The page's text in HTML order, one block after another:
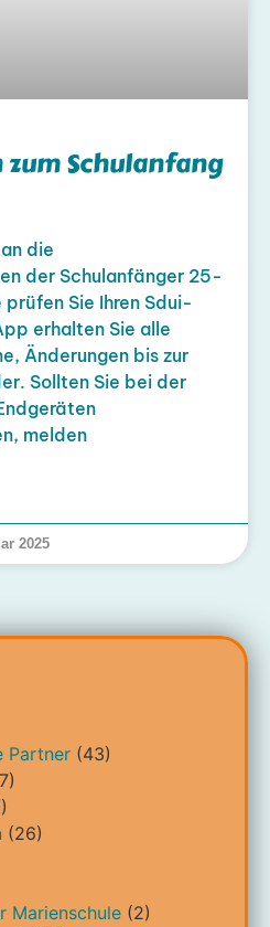
Schulanfang
die
der Schulanfänger 25-
Sie Ihren Sdui-
erhalten Sie alle
Änderungen bis zur
Sollten Sie bei der
melden
2025
Partner (43)
(26)
Marienschule (2)